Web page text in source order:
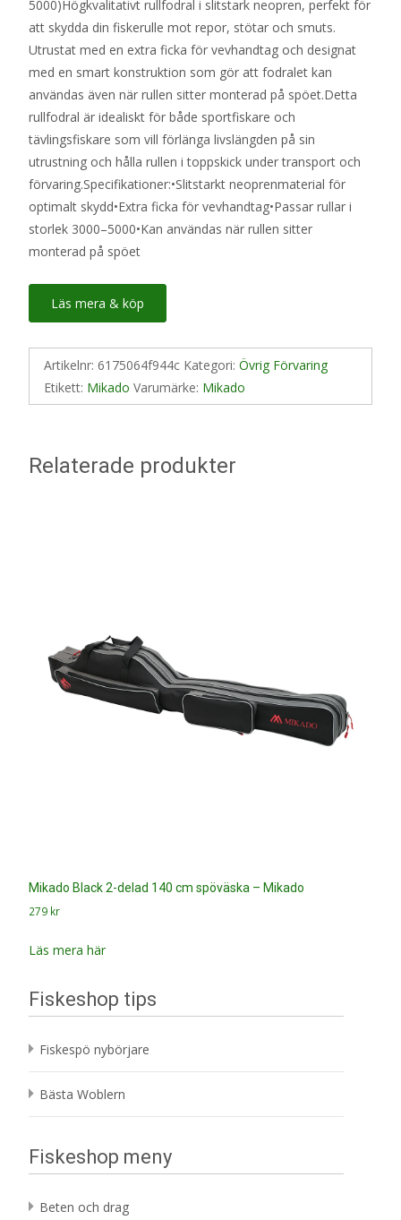
var:
209 kr.
är:
159 kr.
5000)Högkvalitativt rullfodral i slitstark neopren, perfekt för
att skydda din fiskerulle mot repor, stötar och smuts.
Utrustat med en extra ficka för vevhandtag och designat
med en smart konstruktion som gör att fodralet kan
användas även när rullen sitter monterad på spöet.Detta
rullfodral är idealiskt för både sportfiskare och
tävlingsfiskare som vill förlänga livslängden på sin
utrustning och hålla rullen i toppskick under transport och
förvaring.Specifikationer:•Slitstarkt neoprenmaterial för
optimalt skydd•Extra ficka för vevhandtag•Passar rullar i
storlek 3000–5000•Kan användas när rullen sitter
monterad på spöet
Läs mera & köp
Artikelnr: 6175064f944c Kategori: Övrig Förvaring
Etikett: Mikado Varumärke: Mikado
Relaterade produkter
Mikado Black 2-delad 140 cm spöväska – Mikado
279 kr
Läs mera här
Fiskeshop tips
Fiskespö nybörjare
Bästa Woblern
Fiskeshop meny
Beten och drag